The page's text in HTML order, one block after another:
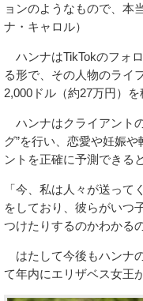
ョンのようなもので、本
ナ・キャロル）
ハンナはTikTokのフォ
る形で、その人物のライ
2,000ドル（約27万円）
ハンナはクライアント
グ”を行い、恋愛や妊娠
ントを正確に予測できる
「今、私は人々が送って
をしており、彼らがいつ
つけたりするのかわかる
はたして今後もハンナ
て年内にエリザベス女王